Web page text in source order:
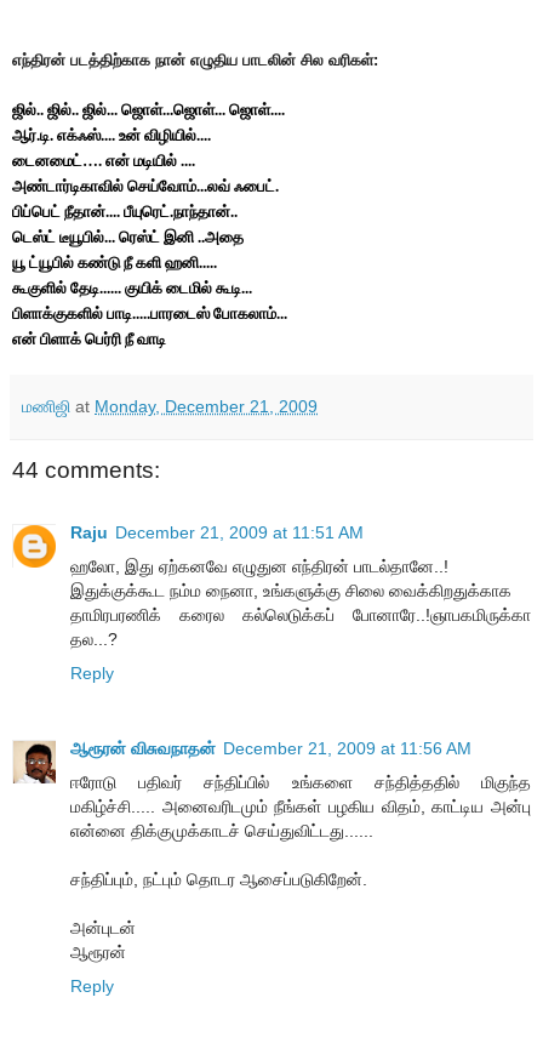
எந்திரன் படத்திற்காக நான் எழுதிய பாடலின் சில வரிகள்:
ஜில்.. ஜில்.. ஜில்... ஜொள்...ஜொள்... ஜொள்....
ஆர்.டி. எக்ஃஸ்.... உன் விழியில்....
டைனமைட் …. என் மடியில் ....
அண்டார்டிகாவில் செய்வோம்...லவ் ஃபைட் .
பிப்பெட் நீதான்.... பீயுரெட் .நாந்தான்..
டெஸ்ட் டீயூபில்... ரெஸ்ட் இனி ..அதை
யூ ட்யூபில் கண்டு நீ களி ஹனி.....
கூகுளில் தேடி...... குயிக் டைமில் கூடி...
பிளாக்குகளில் பாடி.....பாரடைஸ் போகலாம்...
என் பிளாக் பெர்ரி நீ வாடி
மணிஜி at Monday, December 21, 2009
44 comments:
Raju December 21, 2009 at 11:51 AM
ஹலோ, இது ஏற்கனவே எழுதுன எந்திரன் பாடல்தானே..!
இதுக்குக்கூட நம்ம நைனா, உங்களுக்கு சிலை வைக்கிறதுக்காக
தாமிரபரணிக் கரைல கல்லெடுக்கப் போனாரே..!ஞாபகமிருக்கா
தல...?
Reply
ஆரூரன் விசுவநாதன் December 21, 2009 at 11:56 AM
ஈரோடு பதிவர் சந்திப்பில் உங்களை சந்தித்ததில் மிகுந்த
மகிழ்ச்சி..... அனைவரிடமும் நீங்கள் பழகிய விதம், காட்டிய அன்பு
என்னை திக்குமுக்காடச் செய்துவிட்டது......
சந்திப்பும், நட்பும் தொடர ஆசைப்படுகிறேன்.
அன்புடன்
ஆரூரன்
Reply